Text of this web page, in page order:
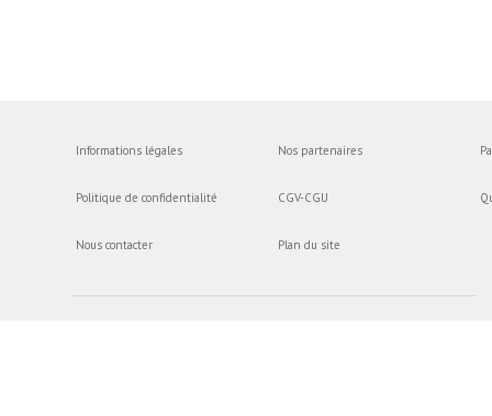
Informations légales
Politique de confidentialité
Nous contacter
Nos partenaires
CGV-CGU
Plan du site